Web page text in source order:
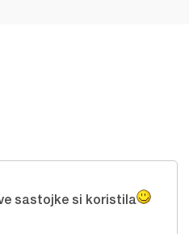
sastojke si koristila